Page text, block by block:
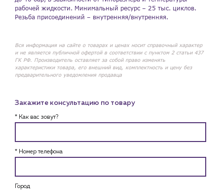
рабочей жидкости. Минимальный ресурс – 25 тыс. циклов.
Резьба присоединений – внутренняя/внутренняя.
Вся информация на сайте о товарах и ценах носит справочный характер
и не является публичной офертой в соответствии с пунктом 2 статьи 437
ГК РФ. Производитель оставляет за собой право изменять
характеристики товара, его внешний вид, комплектность и цену без
предварительного уведомления продавца
Закажите консультацию по товару
* Как вас зовут?
* Номер телефона
Город